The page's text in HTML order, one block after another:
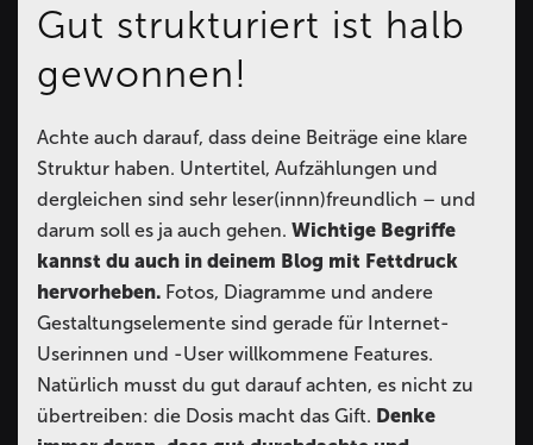
Gut strukturiert ist halb
gewonnen!
Achte auch darauf, dass deine Beiträge eine klare
Struktur haben. Untertitel, Aufzählungen und
dergleichen sind sehr leser(innn)freundlich – und
darum soll es ja auch gehen. Wichtige Begriffe
kannst du auch in deinem Blog mit Fettdruck
hervorheben. Fotos, Diagramme und andere
Gestaltungselemente sind gerade für Internet-
Userinnen und -User willkommene Features.
Natürlich musst du gut darauf achten, es nicht zu
übertreiben: die Dosis macht das Gift. Denke